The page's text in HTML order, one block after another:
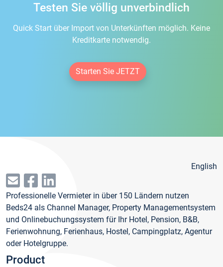
Testen Sie völlig unverbindlich
Quick Start über Import von Unterkünften möglich. Keine
Kreditkarte notwendig.
Starten Sie JETZT
English
Professionelle Vermieter in über 150 Ländern nutzen
Beds24 als Channel Manager, Property Managementsystem
und Onlinebuchungssystem für Ihr Hotel, Pension, B&B,
Ferienwohnung, Ferienhaus, Hostel, Campingplatz, Agentur
oder Hotelgruppe.
Product